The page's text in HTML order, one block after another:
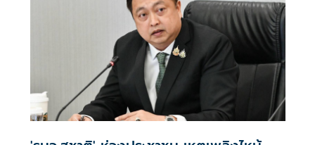
จังหวัดเชียงใหม่ เพื่อสนับสนุนการศึกษาและเพิ่มโอกาสให้กับ
เด็กและเยาวชนในพื้นที่ โดยสนับสนุนคอมพิวเตอร์ จำนวน 22
เครื่อง สำหรับใช้ในการเรียนการสอนและส่งเสริมทักษะด้าน
เทคโนโลยีสารสนเทศ